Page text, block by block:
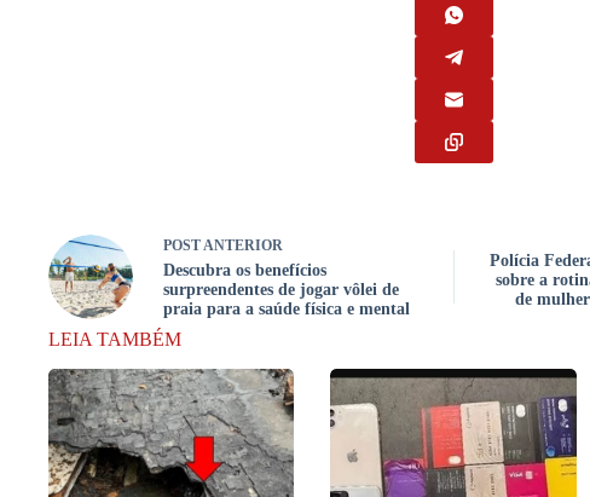
POSTANTERIOR
Descubra os benefícios
surpreendentes de jogar vôlei de
praia para a saúde física e mental
Polícia
sobre a
de
LEIA TAMBÉM